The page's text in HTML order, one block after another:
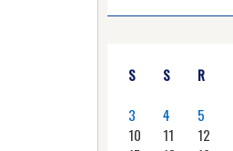
S S R
3
4 5
10
11 12